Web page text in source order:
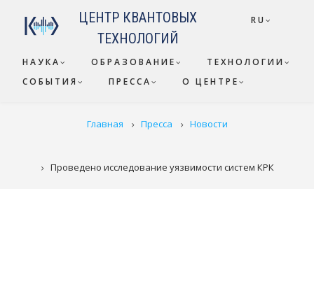
RU
ЦЕНТР КВАНТОВЫХ
ТЕХНОЛОГИЙ
НАУКА ОБРАЗОВАНИЕ
ТЕХНОЛОГИИ
СОБЫТИЯ
ПРЕССА О ЦЕНТРЕ
СТРОКА НАВИГАЦИИ
Главная Пресса Новости
Проведено исследование уязвимости систем КРК